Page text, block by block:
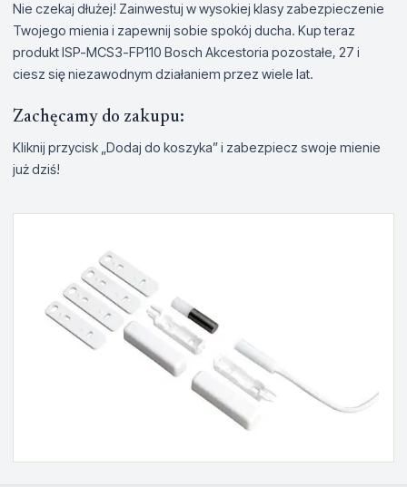
Nie czekaj dłużej! Zainwestuj w wysokiej klasy zabezpieczenie
Twojego mienia i zapewnij sobie spokój ducha. Kup teraz
produkt ISP-MCS3-FP110 Bosch Akcestoria pozostałe, 27 i
ciesz się niezawodnym działaniem przez wiele lat.
Zachęcamy do zakupu:
Kliknij przycisk „Dodaj do koszyka” i zabezpiecz swoje mienie
już dziś!